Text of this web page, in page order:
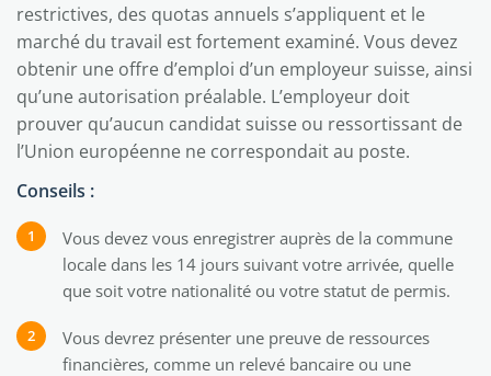
restrictives, des quotas annuels s’appliquent et le
marché du travail est fortement examiné. Vous devez
obtenir une offre d’emploi d’un employeur suisse, ainsi
qu’une autorisation préalable. L’employeur doit
prouver qu’aucun candidat suisse ou ressortissant de
l’Union européenne ne correspondait au poste.
Conseils :
Vous devez vous enregistrer auprès de la commune
locale dans les 14 jours suivant votre arrivée, quelle
que soit votre nationalité ou votre statut de permis.
Vous devrez présenter une preuve de ressources
financières, comme un relevé bancaire ou une